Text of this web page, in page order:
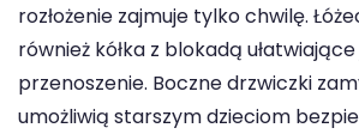
rozłożenie zajmuje tylko chwilę.
również kółka z blokadą
przenoszenie. Boczne drzwiczki
umożliwią starszym dzieciom